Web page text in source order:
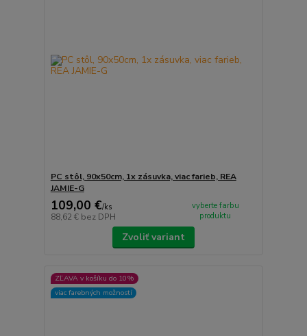
PC stôl, 90x50cm, 1x zásuvka, viac farieb, REA
JAMIE-G
109,00 €/ks
88,62 € bez DPH
vyberte farbu
produktu
Zvoliť variant
ZĽAVA v košíku do 10%
viac farebných možností